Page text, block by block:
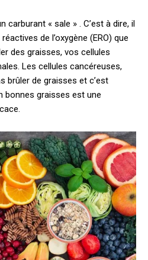
carburant « sale » . C’est à dire, il
de l’oxygène (ERO) que
des graisses, vos cellules
Les cellules cancéreuses,
brûler de graisses et c’est
bonnes graisses est une